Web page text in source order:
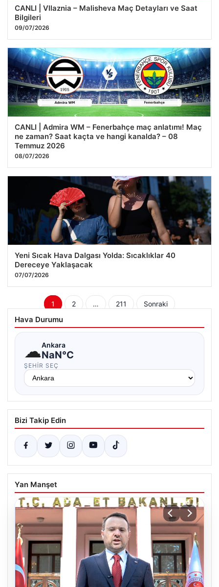
CANLI | Vllaznia – Malisheva Maç Detayları ve Saat
Bilgileri
09/07/2026
CANLI | Admira WM – Fenerbahçe maç anlatımı! Maç
ne zaman? Saat kaçta ve hangi kanalda? – 08
Temmuz 2026
08/07/2026
Yeni Sıcak Hava Dalgası Yolda: Sıcaklıklar 40
Dereceye Yaklaşacak
07/07/2026
Yazı
sayfalaması
1 2 … 211 Sonraki
Hava Durumu
☁Ankara
NaN°C
ŞEHIR SEÇ
Bizi Takip Edin
Yan Manşet